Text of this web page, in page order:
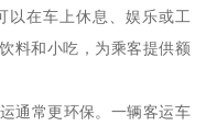
以在车上休息、娱乐或工
料和小吃，为乘客提供额
通常更环保。一辆客运车